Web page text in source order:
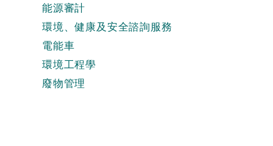
能源審計
環境、健康及安全諮詢服務
電能車
環境工程學
廢物管理